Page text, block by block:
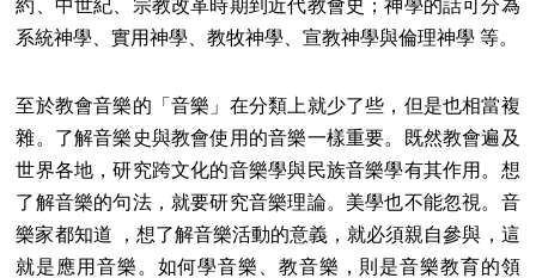
約、中世紀、宗教改革時期到近代教會史；神學的話可分為
系統神學、實用神學、教牧神學、宣教神學與倫理神學 等。
至於教會音樂的「音樂」在分類上就少了些，但是也相當複
雜。了解音樂史與教會使用的音樂一樣重要。既然教會遍及
世界各地，研究跨文化的音樂學與民族音樂學有其作用。想
了解音樂的句法，就要研究音樂理論。美學也不能忽視。音
樂家都知道 ，想了解音樂活動的意義，就必須親自參與，這
就是應用音樂。如何學音樂、教音樂，則是音樂教育的領